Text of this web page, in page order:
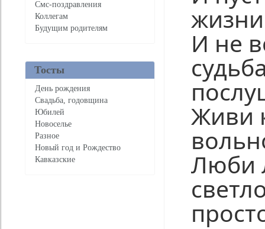
Смс-поздравления
Коллегам
Будущим родителям
Тосты
День рождения
Свадьба, годовщина
Юбилей
Новоселье
Разное
Новый год и Рождество
Кавказские
И не
Живи
Люби